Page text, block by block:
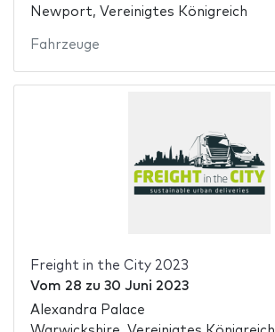
Newport, Vereinigtes Königreich
Fahrzeuge
Freight in the City 2023
Vom 28 zu 30 Juni 2023
Alexandra Palace